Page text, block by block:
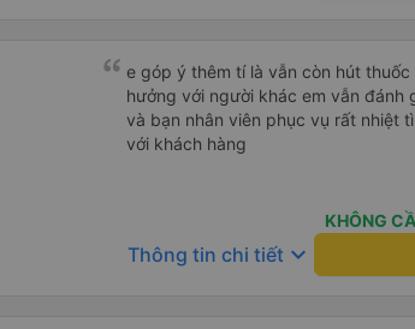
다. 뭐 경적소리야 베트남에서는 익숙
요. 기사님 친절하시구요, 버스 안에서
객들도 버스안에서 담배피는 사람 없어요 휴게소에 들렀다
도 저 있는지 없는지 체크해보고 출발
다리를 쭉 펴지는 못해요. 뭐 전 새우자
e góp ý thêm tí là vẫn còn hút
hưởng với người khác em vẫn đánh giá về chất lượng nhà xe
và bạn nhân viên phục vụ rất nhiệt
với khách hàng
KHÔNG
Thông tin chi tiết keyboard_arrow_down